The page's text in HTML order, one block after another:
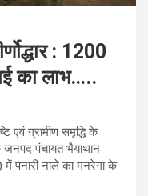
: 1200
का लाभ…..
एवं ग्रामीण समृद्धि के
पंचायत भैयाथान
में पनारी नाले का मनरेगा के